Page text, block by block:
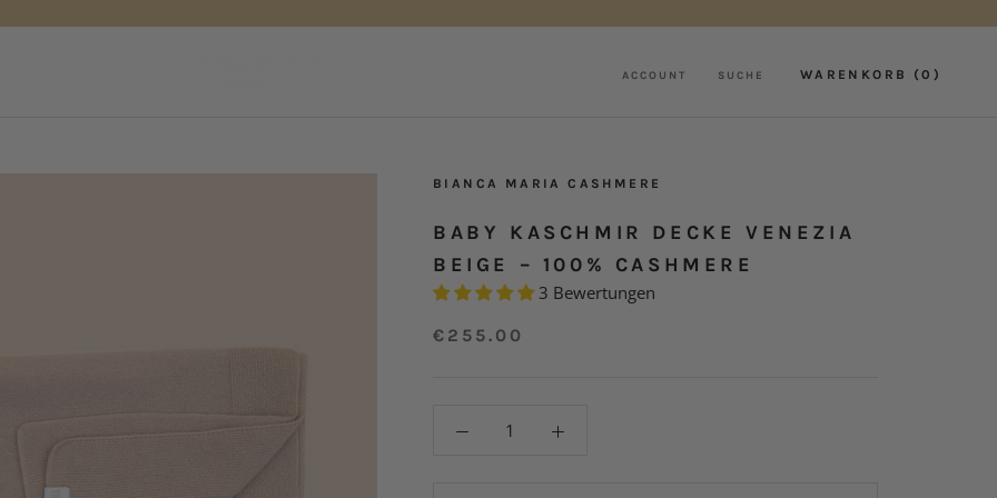
ACCOUNT SUCHE WARENKORB (0 )
BIANCA MARIA CASHMERE
BABY KASCHMIR DECKE VENEZIA
BEIGE – 100% CASHMERE
3 Bewertungen
€255.00